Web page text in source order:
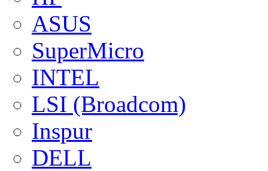
ASUS
SuperMicro
INTEL
LSI (Broadcom)
Inspur
DELL